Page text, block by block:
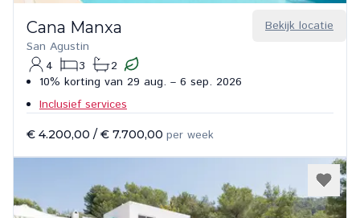
Bekijk locatie
Cana Manxa
San Agustin
4
3
2
10% korting van 29 aug. – 6 sep. 2026
Inclusief services
€ 4.200,00 / € 7.700,00 per week